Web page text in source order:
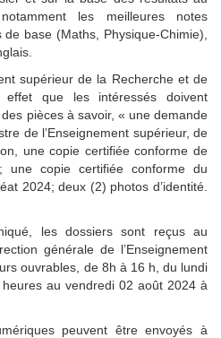
les meilleures notes
base (Maths, Physique-Chimie),
supérieur de la Recherche et de
effet que les intéressés doivent
pièces à savoir, « une demande
de l’Enseignement supérieur, de
une copie certifiée conforme de
une copie certifiée conforme du
2024; deux (2) photos d’identité.
les dossiers sont reçus au
générale de l’Enseignement
ouvrables, de 8h à 16 h, du lundi
au vendredi 02 août 2024 à
peuvent être envoyés à